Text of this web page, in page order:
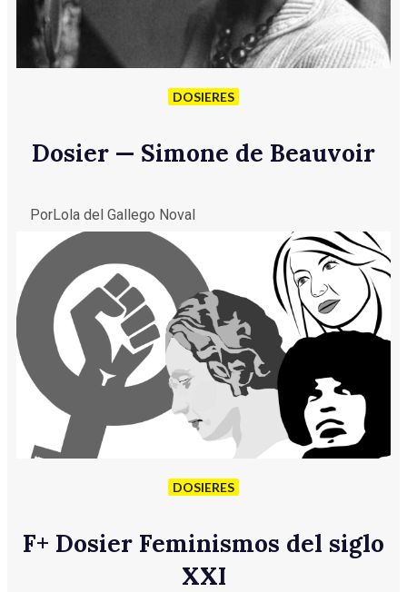
DOSIERES
Dosier — Simone de Beauvoir
PorLola del Gallego Noval
DOSIERES
F+ Dosier Feminismos del siglo
XXI